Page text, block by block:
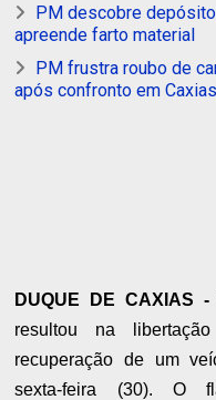
PM descobre depósito
apreende farto material
PM frustra roubo de
após confronto em Caxias
DUQUE DE CAXIAS -
resultou na
recuperação de um
sexta-feira (30). O